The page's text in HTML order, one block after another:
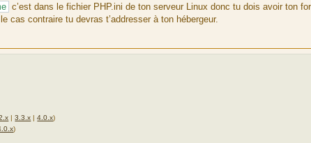
c’est dans le fichier PHP.ini de ton serveur Linux donc tu dois avoir ton
cas contraire tu devras t’addresser à ton hébergeur.
|3.3.x |4.0.x)
)